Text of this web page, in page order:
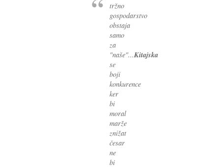
tržno
gospodarstvo
obstaja
samo
za
"naše"...Kitajska
se
boji
konkurence
ker
bi
moral
marže
znižat
česar
ne
bi